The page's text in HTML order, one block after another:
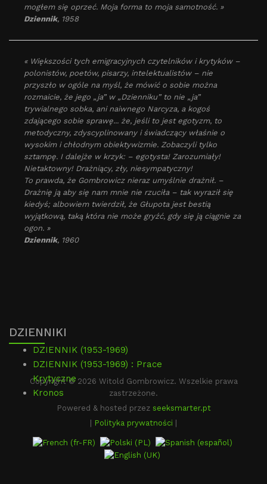
mogłem się oprzeć. Moja forma to moja samotność. »
Dziennik, 1958
« Większości tych emigracyjnych czytelników i krytyków –
polonistów, poetów, pisarzy, intelektualistów – nie
przyszło w ogóle na myśl, że mówić o sobie można
rozmaicie, że jego „ja” w „Dzienniku” to nie „ja”
trywialnego sobka, ani naiwnego Narcyza, a kogoś
zdającego sobie sprawę... że, jeśli to jest egotyzm, to
metodyczny, zdyscyplinowany i świadczący właśnie o
wysokim i chłodnym obiektywizmie. Zobaczyli tylko
sztampę. I dalejże w krzyk: – egotysta! Zarozumiały!
Nietaktowny! Drażniący, zły, niesympatyczny!
To prawda, że Gombrowicz nieraz umyślnie drażnił. –
Drażnię ją aby się nam mnie nie rzuciła – tak wyraził się
kiedyś; albowiem twierdził, że Głupota jest bestią
wyjątkową, taką która nie może gryźć, gdy się ją ciągnie za
ogon. »
Dziennik, 1960
DZIENNIKI
DZIENNIK (1953-1969)
DZIENNIK (1953-1969) : Prace
Krytyczne
Kronos
Copyright © 2026 Witold Gombrowicz. Wszelkie prawa
zastrzeżone.
Powered & hosted przez seeksmarter.pt
Polityka prywatności